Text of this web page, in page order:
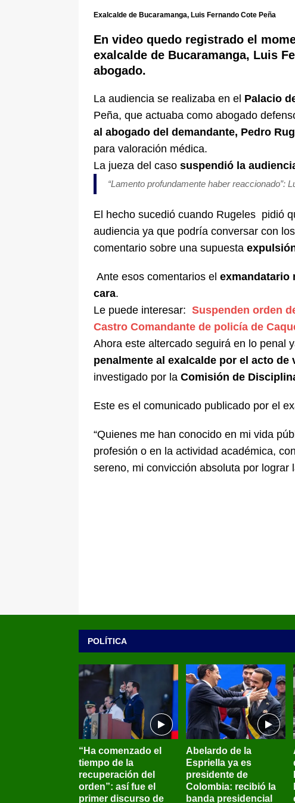
[ 6 de agosto de 2026 ] La historia detrás
ÚLTIMO
Exalcalde de Bucaramanga, Luis Fernando Cote Peña
En video quedo registrado el
exalcalde de Bucaramanga, Luis
abogado.
La audiencia se realizaba en el Palacio
Peña, que actuaba como abogado
al abogado del demandante, Pedro
para valoración médica.
La jueza del caso suspendió la
“Lamento profundamente haber reaccionado”:
El hecho sucedió cuando Rugeles pidió
audiencia ya que podría conversar con los
comentario sobre una supuesta
Ante esos comentarios el exmandatario
cara.
Le puede interesar: Suspenden orden
Castro Comandante de policía de
Ahora este altercado seguirá en lo penal
penalmente al exalcalde por el acto de
investigado por la Comisión de
Este es el comunicado publicado por el
“Quienes me han conocido en mi vida
profesión o en la actividad académica,
sereno, mi convicción absoluta por lograr
POLÍTICA
“Ha comenzado el
tiempo de la
recuperación del
orden”: así fue el
primer discurso de
Abelardo de la
Espriella ya es
presidente de
Colombia: recibió la
banda presidencial